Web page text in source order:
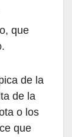
que
de la
de la
o los
que